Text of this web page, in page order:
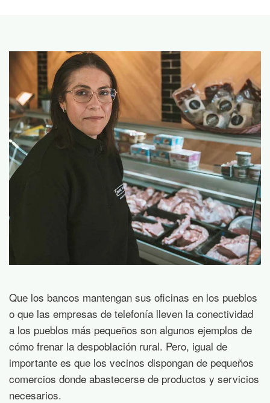
Que los bancos mantengan sus oficinas en los pueblos
o que las empresas de telefonía lleven la conectividad
a los pueblos más pequeños son algunos ejemplos de
cómo frenar la despoblación rural. Pero, igual de
importante es que los vecinos dispongan de pequeños
comercios donde abastecerse de productos y servicios
necesarios.